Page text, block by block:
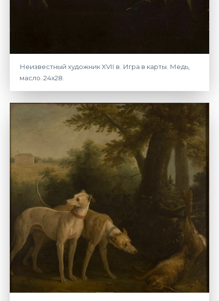
Неизвестный художник XVII в. Игра в карты. Медь,
масло. 24х28.